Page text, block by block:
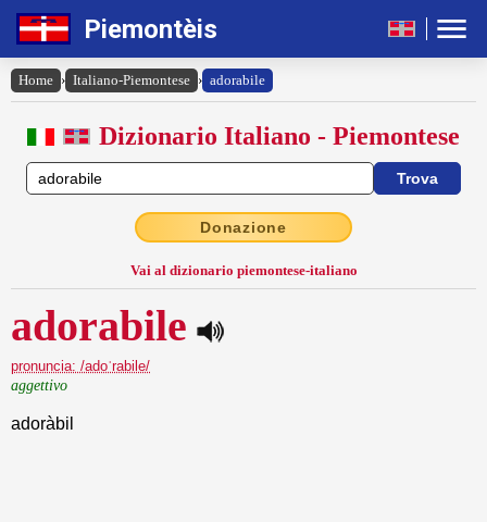
Piemontèis
Home › Italiano-Piemontese › adorabile
Dizionario Italiano - Piemontese
Donazione
Vai al dizionario piemontese-italiano
adorabile
pronuncia: /adoˈrabile/
aggettivo
adoràbil